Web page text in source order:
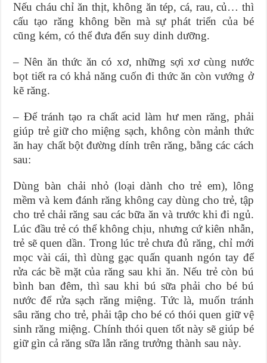
Nếu cháu chỉ ăn thịt, không ăn tép, cá, rau, củ… thì
cấu tạo răng không bền mà sự phát triển của bé
cũng kém, có thể đưa đến suy dinh dưỡng.
– Nên ăn thức ăn có xơ, những sợi xơ cùng nước
bọt tiết ra có khả năng cuốn đi thức ăn còn vướng ở
kẽ răng.
– Để tránh tạo ra chất acid làm hư men răng, phải
giúp trẻ giữ cho miệng sạch, không còn mảnh thức
ăn hay chất bột đường dính trên răng, bằng các cách
sau:
Dùng bàn chải nhỏ (loại dành cho trẻ em), lông
mềm và kem đánh răng không cay dùng cho trẻ, tập
cho trẻ chải răng sau các bữa ăn và trước khi đi ngủ.
Lúc đầu trẻ có thể không chịu, nhưng cứ kiên nhẫn,
trẻ sẽ quen dần. Trong lúc trẻ chưa đủ răng, chỉ mới
mọc vài cái, thì dùng gạc quấn quanh ngón tay để
rửa các bề mặt của răng sau khi ăn. Nếu trẻ còn bú
bình ban đêm, thì sau khi bú sữa phải cho bé bú
nước để rửa sạch răng miệng. Tức là, muốn tránh
sâu răng cho trẻ, phải tập cho bé có thói quen giữ vệ
sinh răng miệng. Chính thói quen tốt này sẽ giúp bé
giữ gìn cả răng sữa lẫn răng trưởng thành sau này.